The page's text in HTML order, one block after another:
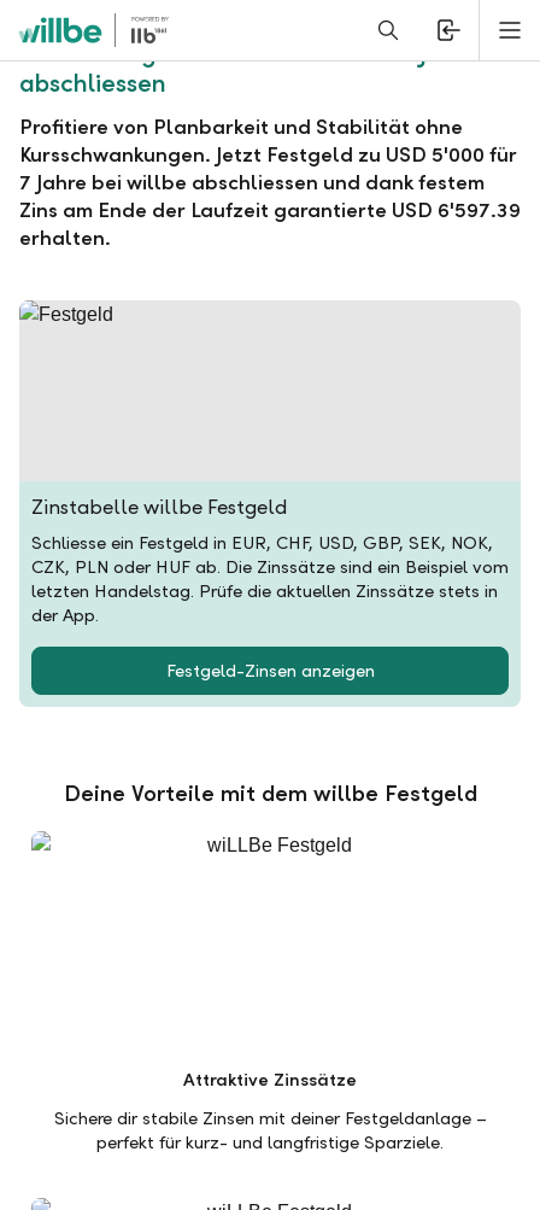
Alerts.Headline
willbe Festgeld zu USD 5'000 für 7 Jahre
abschliessen
Profitiere von Planbarkeit und Stabilität ohne
Kursschwankungen. Jetzt Festgeld zu USD 5'000 für
7 Jahre bei willbe abschliessen und dank festem
Zins am Ende der Laufzeit garantierte USD 6'597.39
erhalten.
Zinstabelle willbe Festgeld
Schliesse ein Festgeld in EUR, CHF, USD, GBP, SEK, NOK,
CZK, PLN oder HUF ab. Die Zinssätze sind ein Beispiel vom
letzten Handelstag. Prüfe die aktuellen Zinssätze stets in
der App.
Festgeld-Zinsen anzeigen
Deine Vorteile mit dem willbe Festgeld
Attraktive Zinssätze
Sichere dir stabile Zinsen mit deiner Festgeldanlage –
perfekt für kurz- und langfristige Sparziele.